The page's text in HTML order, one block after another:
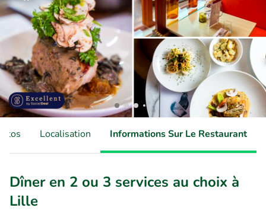
Localisation Informations Sur Le Restaurant
Dîner en 2 ou 3 services au choix à
Lille